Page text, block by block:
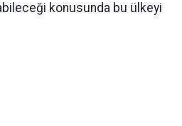
konusunda bu ülkeyi